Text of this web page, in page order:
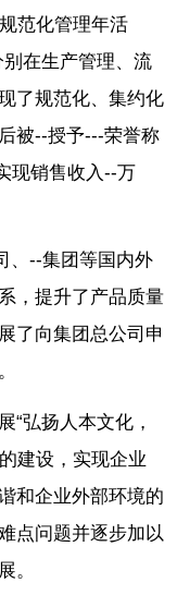
范化管理年活
在生产管理、流
了规范化、集约化
被--授予---荣誉称
现销售收入--万
、--集团等国内外
，提升了产品质量
了向集团总公司申
“弘扬人本文化，
建设，实现企业
和企业外部环境的
点问题并逐步加以
。